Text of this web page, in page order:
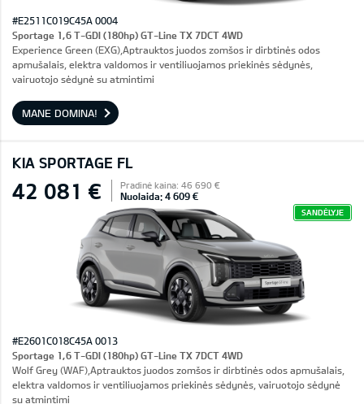
#E2511C019C45A 0004
Sportage 1,6 T-GDI (180hp) GT-Line TX 7DCT 4WD
Experience Green (EXG),Aptrauktos juodos zomšos ir dirbtinės odos
apmušalais, elektra valdomos ir ventiliuojamos priekinės sėdynės,
vairuotojo sėdynė su atmintimi
MANE DOMINA!
KIA SPORTAGE FL
42 081 € Pradinė kaina: 46 690 €
Nuolaida: 4 609 €
SANDĖLYJE
#E2601C018C45A 0013
Sportage 1,6 T-GDI (180hp) GT-Line TX 7DCT 4WD
Wolf Grey (WAF),Aptrauktos juodos zomšos ir dirbtinės odos apmušalais,
elektra valdomos ir ventiliuojamos priekinės sėdynės, vairuotojo sėdynė
su atmintimi